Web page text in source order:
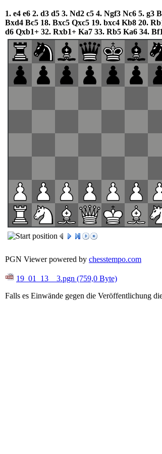
1. e4 e6 2. d3 d5 3. Nd2 c5 4. Ngf3 Nc6 5. g3
Bxd4 Bc5 18. Bxc5 Qxc5 19. bxc4 Kb8 20.
d6 Qxb1+ 32. Rxb1+ Ka7 33. Rb5 Ka6 34. Bf1
PGN Viewer powered by chesstempo.com
19_01_13__3.pgn (759,0 Byte)
Falls es Einwände gegen die Veröffentlichung